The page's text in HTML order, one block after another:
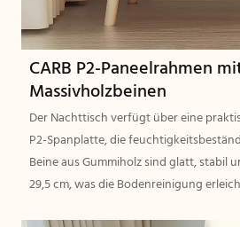
CARB P2-Paneelrahmen
Massivholzbeinen
Der Nachttisch verfügt über eine
P2-Spanplatte, die
Beine aus Gummiholz ​​sind glatt, stabil
29,5 cm, was die Bodenreinigung